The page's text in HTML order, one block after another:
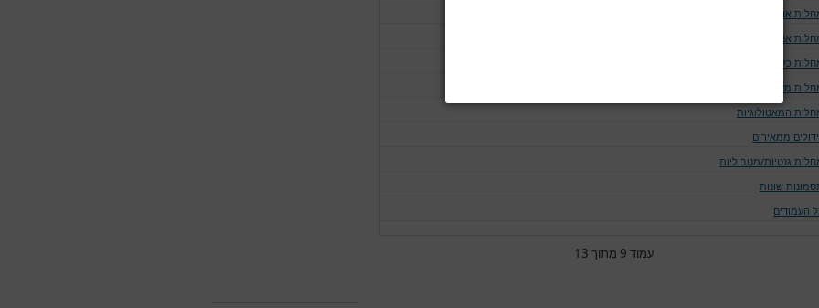
אוטו-אימוניות
אנדוקריניות
כליה ומערכת השתן
מערכת העיכול
המאטולוגיות
ממאירים
גנטיות/מטבוליות
שונות
העמודים
עמוד 9 מתוך 13